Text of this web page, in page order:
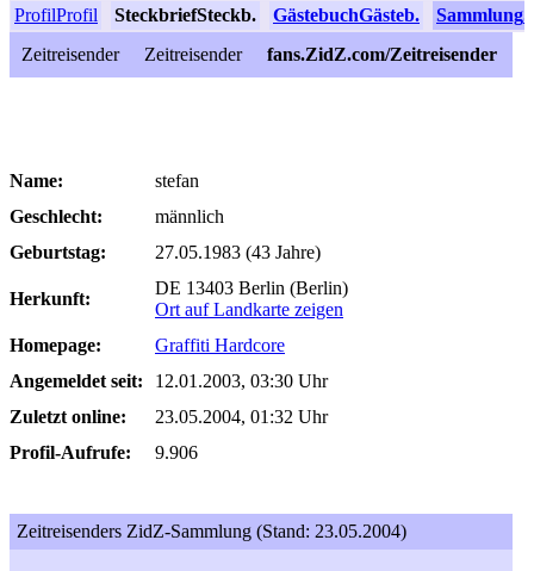
ProfilProfil SteckbriefSteckb. GästebuchGästeb. Sammlung
Zeitreisender
Zeitreisender fans.ZidZ.com/Zeitreisender
Name:
stefan
Geschlecht:
männlich
Geburtstag:
27.05.1983 (43 Jahre)
Herkunft:
DE 13403 Berlin (Berlin)
Ort auf Landkarte zeigen
Homepage:
Graffiti Hardcore
Angemeldet seit:
12.01.2003, 03:30 Uhr
Zuletzt online:
23.05.2004, 01:32 Uhr
Profil-Aufrufe:
9.906
Zeitreisenders ZidZ-Sammlung (Stand: 23.05.2004)